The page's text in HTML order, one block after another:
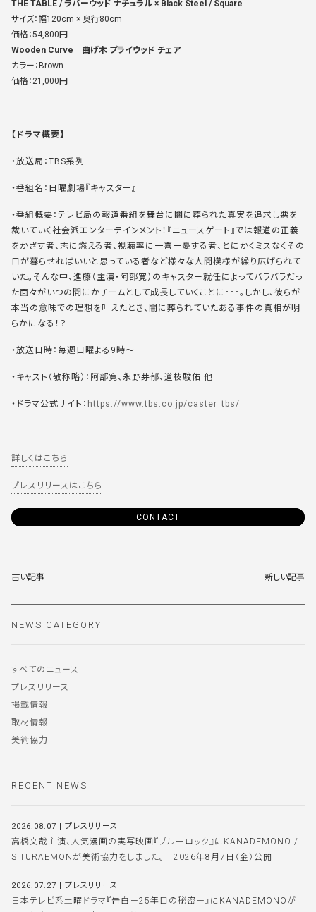
THE TABLE / ラバーウッド ナチュラル × Black Steel / Square
サイズ：幅120cm × 奥行80cm
価格：54,800円
Wooden Curve 曲げ木 プライウッド チェア
カラー：Brown
価格：21,000円
【ドラマ概要】
・放送局：TBS系列
・番組名：日曜劇場『キャスター』
・番組概要：テレビ局の報道番組を舞台に闇に葬られた真実を追求し悪を
裁いていく社会派エンターテインメント！『ニュースゲート』では報道の正義
をかざす者、志に燃える者、視聴率に一喜一憂する者、とにかくミスなくその
日が暮らせればいいと思っている者など様々な人間模様が繰り広げられて
いた。そんな中、進藤（主演・阿部寛）のキャスター就任によってバラバラだっ
た面々がいつの間にかチームとして成長していくことに･･･。しかし、彼らが
本当の意味での理想を叶えたとき、闇に葬られていたある事件の真相が明
らかになる！？
・放送日時：毎週日曜よる9時〜
・キャスト（敬称略）：阿部寛、永野芽郁、道枝駿佑 他
・ドラマ公式サイト： https://www.tbs.co.jp/caster_tbs/
詳しくはこちら
プレスリリースはこちら
CONTACT
古い記事 新しい記事
NEWS CATEGORY
すべてのニュース
プレスリリース
掲載情報
取材情報
美術協力
RECENT NEWS
2026.08.07 | プレスリリース
高橋文哉主演、人気漫画の実写映画『ブルーロック』にKANADEMONO /
SITURAEMONが美術協力をしました。｜2026年8月7日（金）公開
2026.07.27 | プレスリリース
日本テレビ系土曜ドラマ『告白－25年目の秘密－』にKANADEMONOが